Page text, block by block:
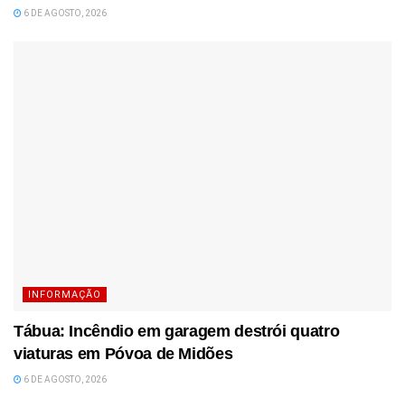
6 DE AGOSTO, 2026
INFORMAÇÃO
Tábua: Incêndio em garagem destrói quatro
viaturas em Póvoa de Midões
6 DE AGOSTO, 2026